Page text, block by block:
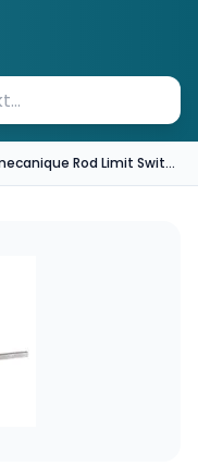
Telemecanique Rod Limit Switch (XCRF171)